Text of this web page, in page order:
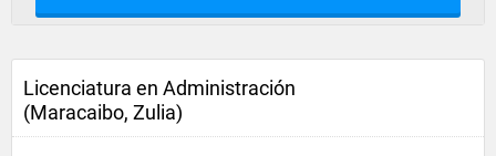
Licenciatura en Administración
(Maracaibo, Zulia)